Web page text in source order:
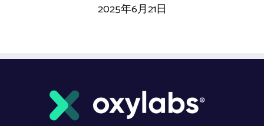
2025年6月21日